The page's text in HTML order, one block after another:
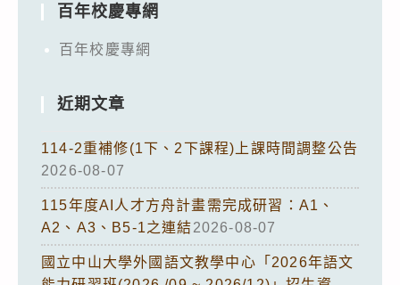
百年校慶專網
百年校慶專網
近期文章
114-2重補修(1下、2下課程)上課時間調整公告
2026-08-07
115年度AI人才方舟計畫需完成研習：A1、
A2、A3、B5-1之連結2026-08-07
國立中山大學外國語文教學中心「2026年語文